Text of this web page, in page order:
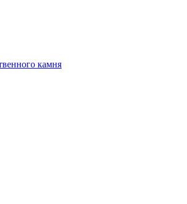
камня